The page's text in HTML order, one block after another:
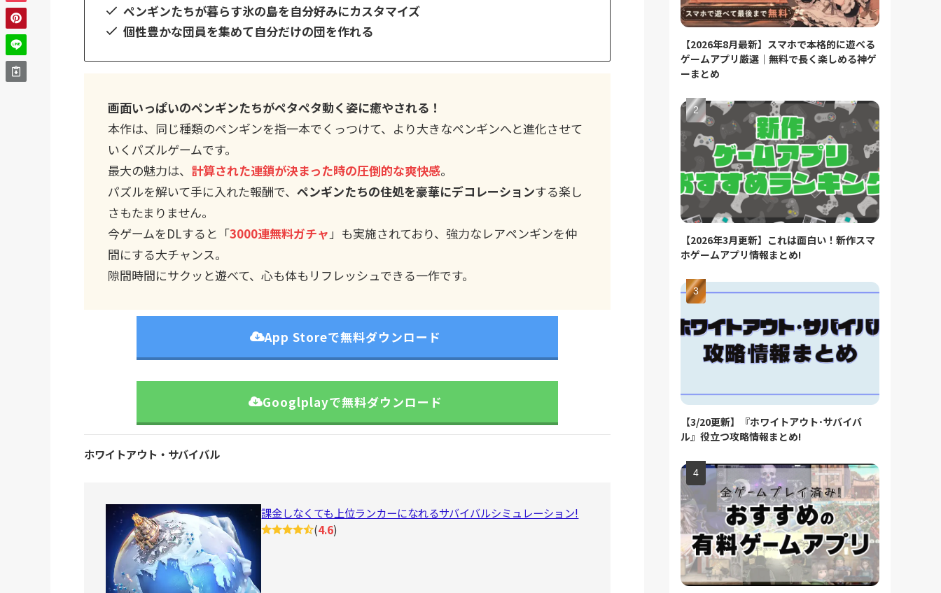
ペンギンたちが暮らす氷の島を自分好みにカスタマイズ
個性豊かな団員を集めて自分だけの団を作れる
画面いっぱいのペンギンたちがペタペタ動く姿に癒やされる！
本作は、同じ種類のペンギンを指一本でくっつけて、より大きなペンギンへと進化させて
いくパズルゲームです。
最大の魅力は、 計算された連鎖が決まった時の圧倒的な爽快感。
パズルを解いて手に入れた報酬で、 ペンギンたちの住処を豪華にデコレーションする楽し
さもたまりません。
今ゲームをDLすると「3000連無料ガチャ」も実施されており、強力なレアペンギンを仲
間にする大チャンス。
隙間時間にサクッと遊べて、心も体もリフレッシュできる一作です。
App Storeで無料ダウンロード
Googlplayで無料ダウンロード
ホワイトアウト・サバイバル
課金しなくても上位ランカーになれるサバイバルシミュレーション!
(4.6)
【2026年8月最新】スマホで本格的に遊べる
ゲームアプリ厳選｜無料で長く楽しめる神ゲ
ーまとめ
【2026年3月更新】これは面白い！新作スマ
ホゲームアプリ情報まとめ!
【3/20更新】『ホワイトアウト･サバイバ
ル』役立つ攻略情報まとめ!